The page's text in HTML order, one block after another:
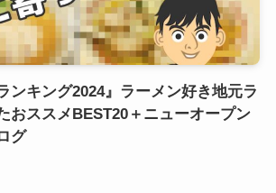
ンキング2024』ラーメン好き地元ラ
おススメBEST20＋ニューオープン
グ